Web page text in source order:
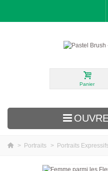
Panier
> Portraits > Portraits